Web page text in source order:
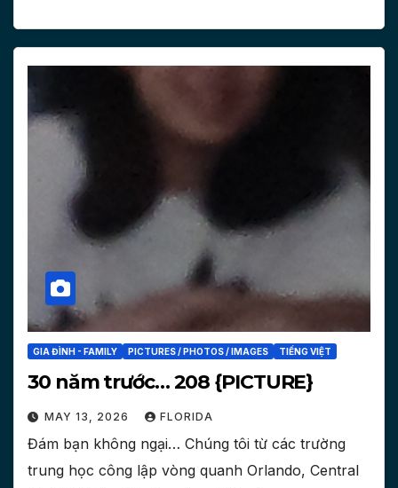
GIA ĐÌNH - FAMILY PICTURES / PHOTOS / IMAGES TIẾNG VIỆT
30 năm trước… 208 {PICTURE}
MAY 13, 2026 FLORIDA
Đám bạn không ngại… Chúng tôi từ các trường
trung học công lập vòng quanh Orlando, Central